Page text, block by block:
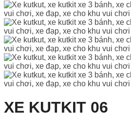
XE KUTKIT 06